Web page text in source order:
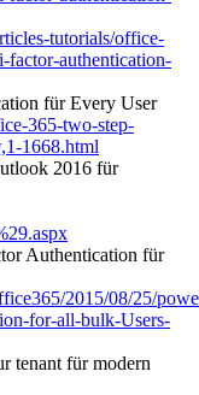
tutorials/office-
factor-authentication-
für Every User
365-two-step-
1668.html
2016 für
Authentication für
2015/08/25/
for-all-bulk-Users-
tenant für modern